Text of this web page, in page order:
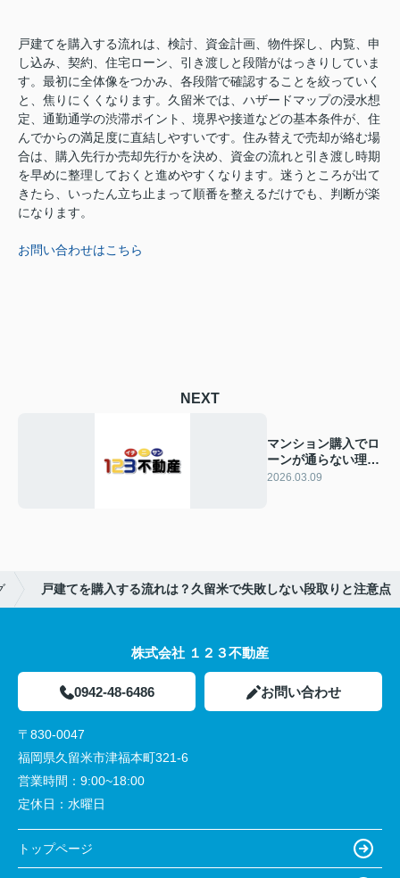
戸建てを購入する流れは、検討、資金計画、物件探し、内覧、申
し込み、契約、住宅ローン、引き渡しと段階がはっきりしていま
す。最初に全体像をつかみ、各段階で確認することを絞っていく
と、焦りにくくなります。久留米では、ハザードマップの浸水想
定、通勤通学の渋滞ポイント、境界や接道などの基本条件が、住
んでからの満足度に直結しやすいです。住み替えで売却が絡む場
合は、購入先行か売却先行かを決め、資金の流れと引き渡し時期
を早めに整理しておくと進めやすくなります。迷うところが出て
きたら、いったん立ち止まって順番を整えるだけでも、判断が楽
になります。
お問い合わせはこちら
NEXT
マンション購入でロ
ーンが通らない理由
は？久留米で先に確
2026.03.09
戸建てを購入する流れは？久留米で失敗しない段取りと注意点
株式会社 １２３不動産
0942-48-6486 お問い合わせ
〒830-0047
福岡県久留米市津福本町321-6
営業時間： 9:00~18:00
定休日： 水曜日
トップページ